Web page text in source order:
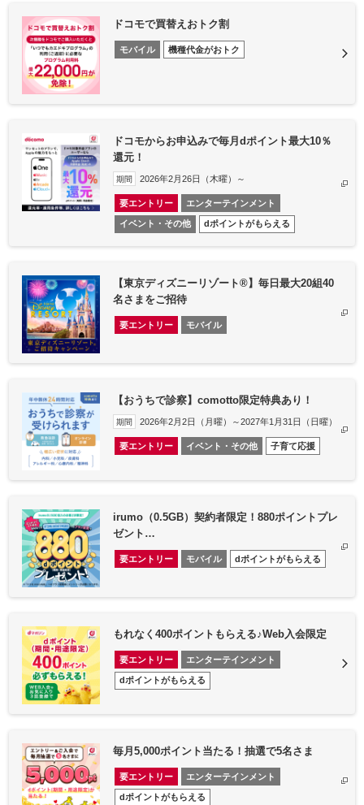
ドコモで買替えおトク割
モバイル 機種代金がおトク
ドコモからお申込みで毎月dポイント最大10％
還元！
期間 2026年2月26日（木曜）～
要エントリー エンターテインメント
イベント・その他 dポイントがもらえる
【東京ディズニーリゾート®】毎日最大20組40
名さまをご招待
要エントリー モバイル
【おうちで診察】comotto限定特典あり！
期間 2026年2月2日（月曜）～2027年1月31日（日曜）
要エントリー イベント・その他 子育て応援
irumo（0.5GB）契約者限定！880ポイントプレ
ゼント…
要エントリー モバイル dポイントがもらえる
もれなく400ポイントもらえる♪Web入会限定
要エントリー エンターテインメント
dポイントがもらえる
毎月5,000ポイント当たる！抽選で5名さま
要エントリー エンターテインメント
dポイントがもらえる